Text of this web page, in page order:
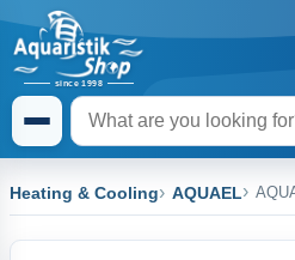
Heating & Cooling AQUAEL